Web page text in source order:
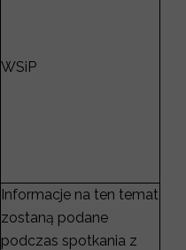
WSiP
Informacje na ten temat
zostaną podane
podczas spotkania z